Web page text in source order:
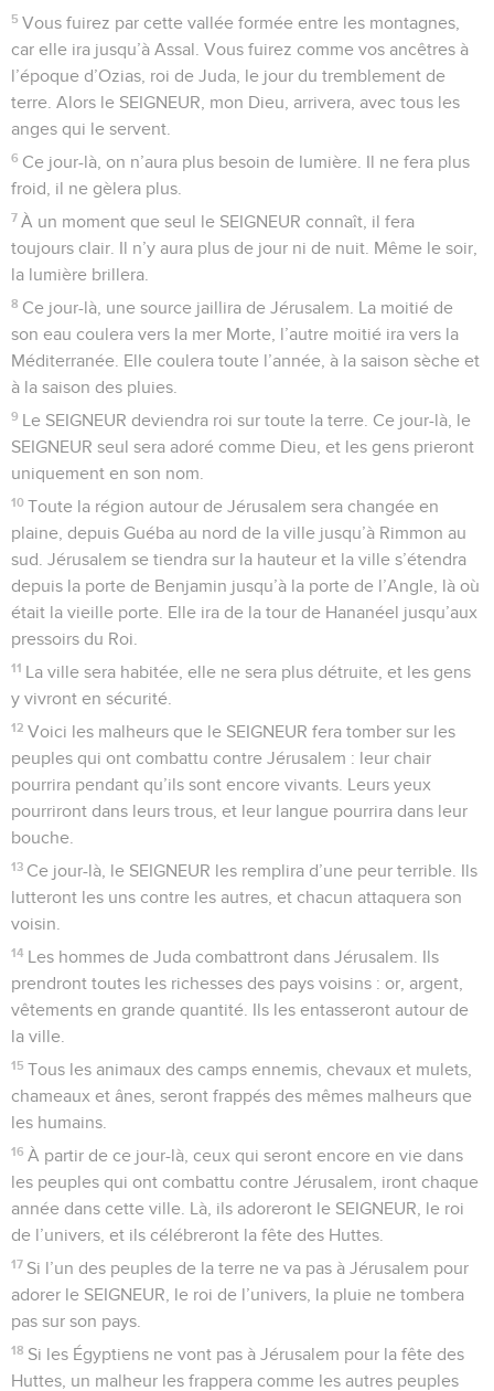
5 Vous fuirez par cette vallée formée entre les montagnes,
car elle ira jusqu’à Assal. Vous fuirez comme vos ancêtres à
l’époque d’Ozias, roi de Juda, le jour du tremblement de
terre. Alors le SEIGNEUR, mon Dieu, arrivera, avec tous les
anges qui le servent.
6 Ce jour-là, on n’aura plus besoin de lumière. Il ne fera plus
froid, il ne gèlera plus.
7 À un moment que seul le SEIGNEUR connaît, il fera
toujours clair. Il n’y aura plus de jour ni de nuit. Même le soir,
la lumière brillera.
8 Ce jour-là, une source jaillira de Jérusalem. La moitié de
son eau coulera vers la mer Morte, l’autre moitié ira vers la
Méditerranée. Elle coulera toute l’année, à la saison sèche et
à la saison des pluies.
9 Le SEIGNEUR deviendra roi sur toute la terre. Ce jour-là, le
SEIGNEUR seul sera adoré comme Dieu, et les gens prieront
uniquement en son nom.
10 Toute la région autour de Jérusalem sera changée en
plaine, depuis Guéba au nord de la ville jusqu’à Rimmon au
sud. Jérusalem se tiendra sur la hauteur et la ville s’étendra
depuis la porte de Benjamin jusqu’à la porte de l’Angle, là où
était la vieille porte. Elle ira de la tour de Hananéel jusqu’aux
pressoirs du Roi.
11 La ville sera habitée, elle ne sera plus détruite, et les gens
y vivront en sécurité.
12 Voici les malheurs que le SEIGNEUR fera tomber sur les
peuples qui ont combattu contre Jérusalem : leur chair
pourrira pendant qu’ils sont encore vivants. Leurs yeux
pourriront dans leurs trous, et leur langue pourrira dans leur
bouche.
13 Ce jour-là, le SEIGNEUR les remplira d’une peur terrible. Ils
lutteront les uns contre les autres, et chacun attaquera son
voisin.
14 Les hommes de Juda combattront dans Jérusalem. Ils
prendront toutes les richesses des pays voisins : or, argent,
vêtements en grande quantité. Ils les entasseront autour de
la ville.
15 Tous les animaux des camps ennemis, chevaux et mulets,
chameaux et ânes, seront frappés des mêmes malheurs que
les humains.
16 À partir de ce jour-là, ceux qui seront encore en vie dans
les peuples qui ont combattu contre Jérusalem, iront chaque
année dans cette ville. Là, ils adoreront le SEIGNEUR, le roi
de l’univers, et ils célébreront la fête des Huttes.
17 Si l’un des peuples de la terre ne va pas à Jérusalem pour
adorer le SEIGNEUR, le roi de l’univers, la pluie ne tombera
pas sur son pays.
18 Si les Égyptiens ne vont pas à Jérusalem pour la fête des
Huttes, un malheur les frappera comme les autres peuples